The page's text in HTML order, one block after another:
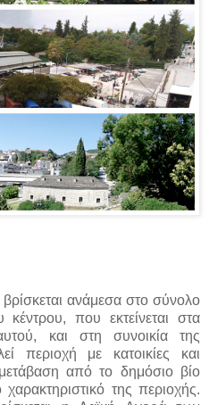
ανάμεσα στο σύνολο
που εκτείνεται στα
και στη συνοικία της
περιοχή με κατοικίες και
από το δημόσιο βίο
χαρακτηριστικό της περιοχής.